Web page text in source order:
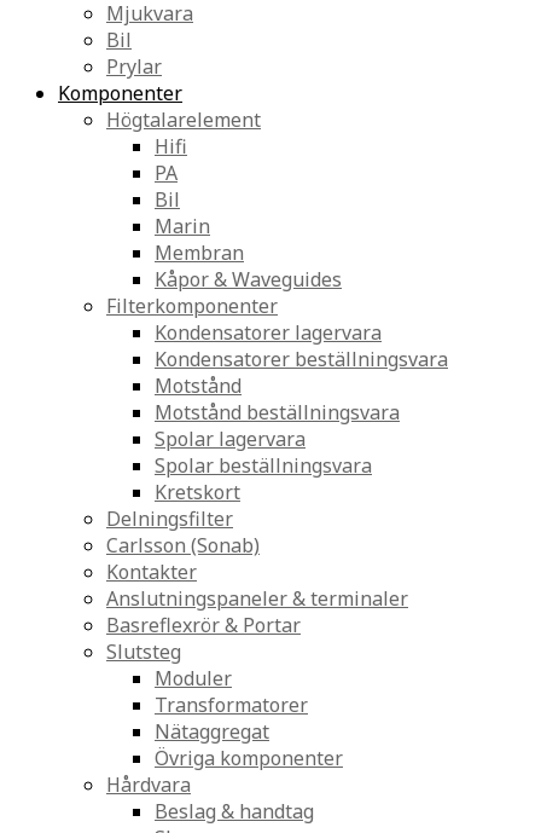
Mjukvara
Bil
Prylar
Komponenter
Högtalarelement
Hifi
PA
Bil
Marin
Membran
Kåpor & Waveguides
Filterkomponenter
Kondensatorer lagervara
Kondensatorer beställningsvara
Motstånd
Motstånd beställningsvara
Spolar lagervara
Spolar beställningsvara
Kretskort
Delningsfilter
Carlsson (Sonab)
Kontakter
Anslutningspaneler & terminaler
Basreflexrör & Portar
Slutsteg
Moduler
Transformatorer
Nätaggregat
Övriga komponenter
Hårdvara
Beslag & handtag